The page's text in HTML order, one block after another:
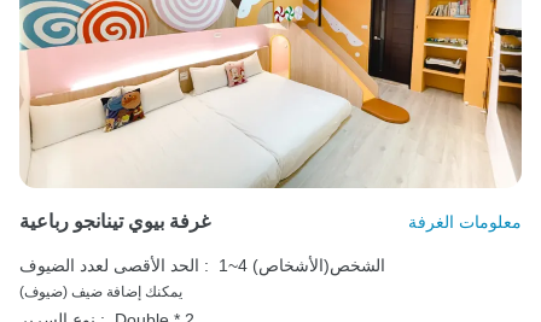
غرفة بيوي تينانجو رباعية معلومات الغرفة
الحد الأقصى لعدد الضيوف : 1~4 الشخص(الأشخاص)
يمكنك إضافة ضيف (ضيوف)